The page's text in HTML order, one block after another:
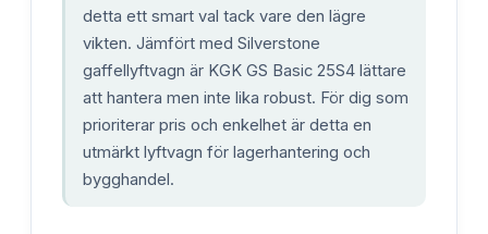
detta ett smart val tack vare den lägre
vikten. Jämfört med Silverstone
gaffellyftvagn är KGK GS Basic 25S4 lättare
att hantera men inte lika robust. För dig som
prioriterar pris och enkelhet är detta en
utmärkt lyftvagn för lagerhantering och
bygghandel.